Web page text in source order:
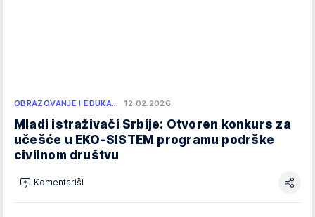
OBRAZOVANJE I EDUKA… 12.02.2026.
Mladi istraživači Srbije: Otvoren konkurs za
učešće u EKO-SISTEM programu podrške
civilnom društvu
Komentariši